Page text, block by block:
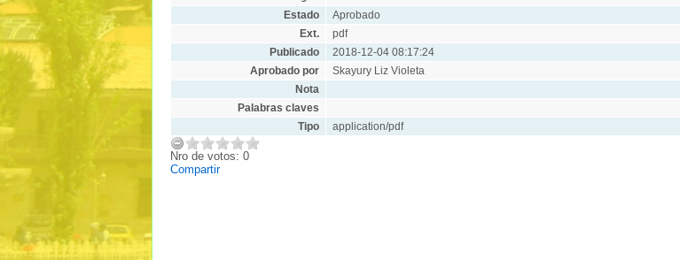
Estado
Aprobado
Ext.
pdf
Publicado
2018-12-04 08:17:24
Aprobado por
Skayury Liz Violeta
Nota
Palabras claves
Tipo
application/pdf
Nro de votos: 0
Compartir